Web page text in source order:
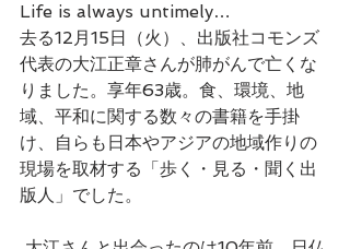
Life is always untimely…
去る12月15日（火）、出版社コモンズ
代表の大江正章さんが肺がんで亡くな
りました。享年63歳。食、環境、地
域、平和に関する数々の書籍を手掛
け、自らも日本やアジアの地域作りの
現場を取材する「歩く・見る・聞く出
版人」でした。